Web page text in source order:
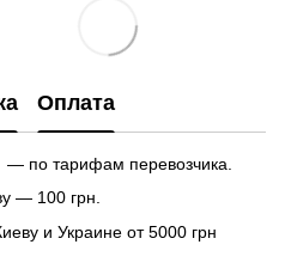
Оплата
по тарифам перевозчика.
— 100 грн.
и Украине от 5000 грн